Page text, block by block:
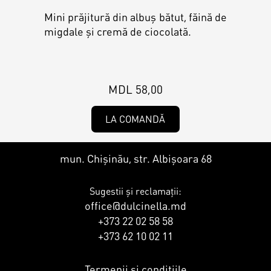
Cake (Slice)
Croissants & muffins
Cookies
Mini prăjitură din albuș bătut, făină de
migdale și cremă de ciocolată.
MDL 58,00
LA COMANDĂ
mun. Chișinău, str. Albișoara 68
Sugestii și reclamații:
office@dulcinella.md
+373 22 02 58 58
+373 62 10 02 11